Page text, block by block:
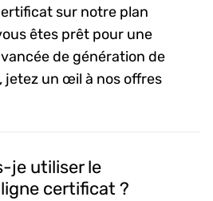
sur notre plan
êtes prêt pour une
de génération de
jetez un œil à nos offres
je utiliser le
certificat ?